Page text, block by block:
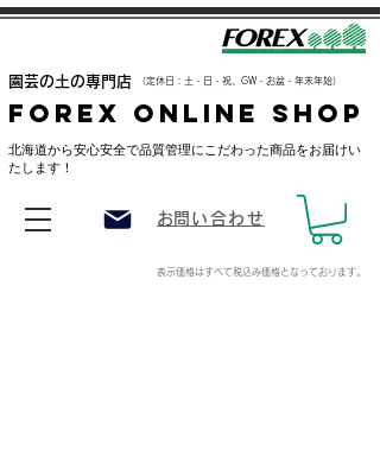
​園芸の土の専門店
FOREX ONLINE SHOP
表示価格はすべて税込み価格となっております。
（定休日：土・日・祝、GW・お盆・年末年始）
​お問い合わせ
​北海道から安心安全で品質管理にこだわった商品をお届けい
たします！